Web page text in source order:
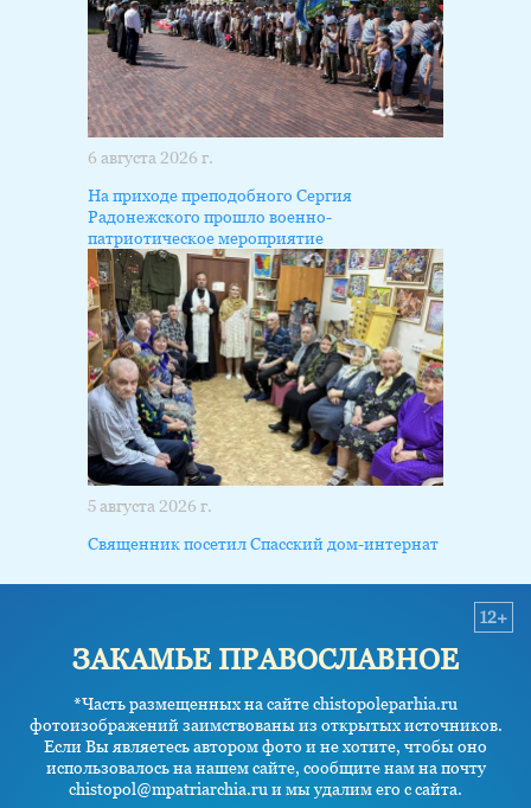
6 августа 2026 г.
На приходе преподобного Сергия
Радонежского прошло военно-
патриотическое мероприятие
5 августа 2026 г.
Священник посетил Спасский дом-интернат
ЗАКАМЬЕ ПРАВОСЛАВНОЕ
*Часть размещенных на сайте chistopoleparhia.ru
фотоизображений заимствованы из открытых источников.
Если Вы являетесь автором фото и не хотите, чтобы оно
использовалось на нашем сайте, сообщите нам на почту
chistopol@mpatriarchia.ru и мы удалим его с сайта.
12+